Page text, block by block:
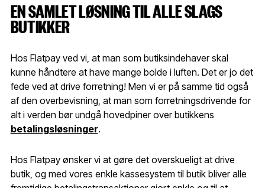
EN SAMLET LØSNING TIL ALLE SLAGS
BUTIKKER
Hos Flatpay ved vi, at man som butiksindehaver skal
kunne håndtere at have mange bolde i luften. Det er jo det
fede ved at drive forretning! Men vi er på samme tid også
af den overbevisning, at man som forretningsdrivende for
alt i verden bør undgå hovedpiner over butikkens
betalingsløsninger.
Hos Flatpay ønsker vi at gøre det overskueligt at drive
butik, og med vores enkle kassesystem til butik bliver alle